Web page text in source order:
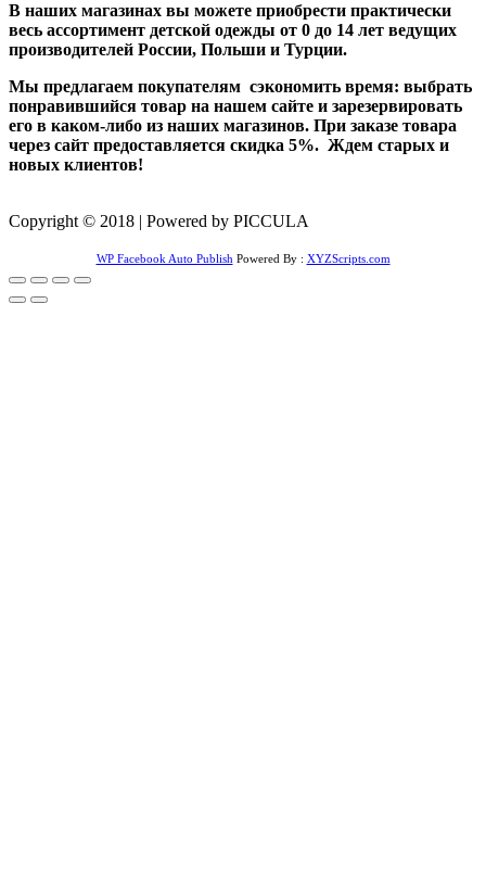
В наших магазинах вы можете приобрести практически
весь ассортимент детской одежды от 0 до 14 лет ведущих
производителей России, Польши и Турции.
Мы предлагаем покупателям сэкономить время: выбрать
понравившийся товар на нашем сайте и зарезервировать
его в каком-либо из наших магазинов. При заказе товара
через сайт предоставляется скидка 5%. Ждем старых и
новых клиентов!
Copyright © 2018 | Powered by PICCULA
WP Facebook Auto Publish Powered By : XYZScripts.com